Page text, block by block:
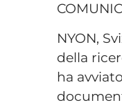
NYON,
della
ha